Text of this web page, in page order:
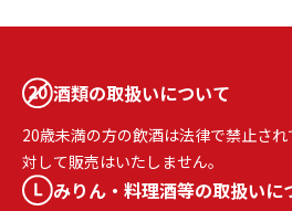
酒類の取扱いについて
20歳未満の方の飲酒は法律で禁止さ
対して販売はいたしません。
みりん・料理酒等の取扱いに